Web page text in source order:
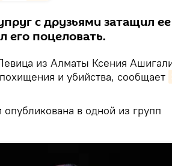
с друзьями затащил
его поцеловать.
из Алматы Ксения
и убийства, сообщает
в одной из групп